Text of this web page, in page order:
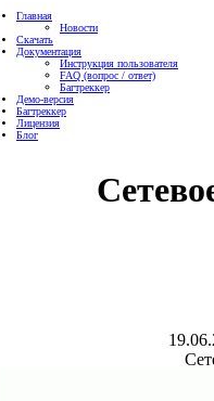
Главная
Новости
Скачать
Документация
Инструкция пользователя
FAQ (вопрос / ответ)
Багтреккер
Демо-версия
Багтреккер
Лицензия
Блог